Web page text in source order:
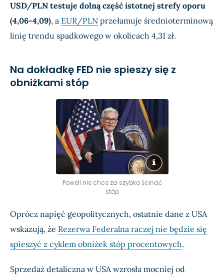
USD/PLN testuje dolną część istotnej strefy oporu
(4,06-4,09), a EUR/PLN przełamuje średnioterminową
linię trendu spadkowego w okolicach 4,31 zł.
Na dokładkę FED nie spieszy się z
obniżkami stóp
Powell nie chce za szybko ścinać
stóp
Oprócz napięć geopolitycznych, ostatnie dane z USA
wskazują, że Rezerwa Federalna raczej nie będzie się
spieszyć z cyklem obniżek stóp procentowych.
Sprzedaż detaliczna w USA wzrosła mocniej od